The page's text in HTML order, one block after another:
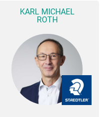
KARL MICHAEL
ROTH